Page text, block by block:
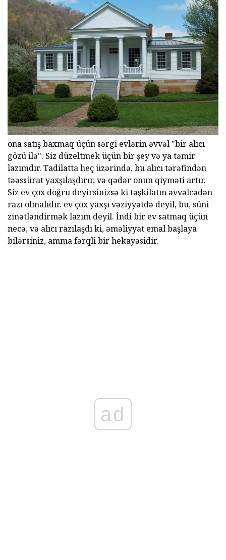
ona satış baxmaq üçün sərgi evlərin əvvəl "bir alıcı
gözü ilə". Siz düzeltmek üçün bir şey və ya təmir
lazımdır. Tadilatta heç üzərində, bu alıcı tərəfindən
təəssürat yaxşılaşdırır, və qədər onun qiyməti artır.
Siz ev çox doğru deyirsinizsə ki təşkilatın əvvəlcədən
razı olmalıdır. ev çox yaxşı vəziyyətdə deyil, bu, süni
zinətləndirmək lazım deyil. İndi bir ev satmaq üçün
necə, və alıcı razılaşdı ki, əməliyyat emal başlaya
bilərsiniz, amma fərqli bir hekayəsidir.
ad